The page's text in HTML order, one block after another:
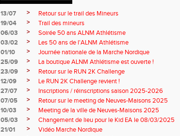
13/07 >
Retour sur le trail des Mineurs
19/04
>
Trail des mineurs
06/03
>
Soirée 50 ans ALNM Athlétisme
03/02
>
Les 50 ans de l'ALNM Athlétisme
01/10
>
Journée nationale de la Marche Nordique
25/09
>
La boutique ALNM Athlétisme est ouverte !
23/09
>
Retour sur le RUN 2K Challenge
12/09
>
Le RUN 2K Challenge revient !
27/07
>
Inscriptions / réinscriptions saison 2025-2026
07/05
>
Retour sur le meeting de Neuves-Maisons 2025
10/03
>
Meeting de la ville de Neuves-Maisons 2025
05/03
>
Changement de lieu pour le Kid EA le 08/03/2025
21/01
>
Vidéo Marche Nordique